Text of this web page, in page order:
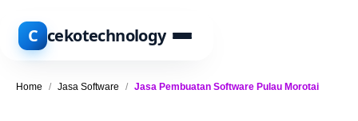
C cekotechnology
Home / Jasa Software / Jasa Pembuatan Software Pulau Morotai